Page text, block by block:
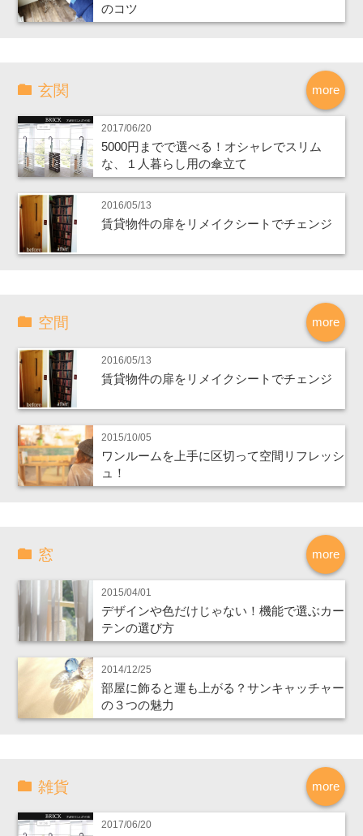
のコツ
more
玄関
2017/06/20
5000円までで選べる！オシャレでスリム
な、１人暮らし用の傘立て
2016/05/13
賃貸物件の扉をリメイクシートでチェンジ
more
空間
2016/05/13
賃貸物件の扉をリメイクシートでチェンジ
2015/10/05
ワンルームを上手に区切って空間リフレッシ
ュ！
more
窓
2015/04/01
デザインや色だけじゃない！機能で選ぶカー
テンの選び方
2014/12/25
部屋に飾ると運も上がる？サンキャッチャー
の３つの魅力
more
雑貨
2017/06/20